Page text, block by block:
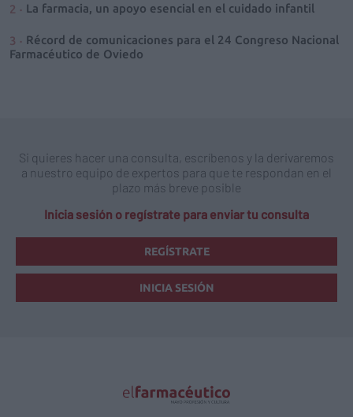
La farmacia, un apoyo esencial en el cuidado infantil
Récord de comunicaciones para el 24 Congreso Nacional
Farmacéutico de Oviedo
Si quieres hacer una consulta, escríbenos y la derivaremos
a nuestro equipo de expertos para que te respondan en el
plazo más breve posible
Inicia sesión o regístrate para enviar tu consulta
REGÍSTRATE
INICIA SESIÓN